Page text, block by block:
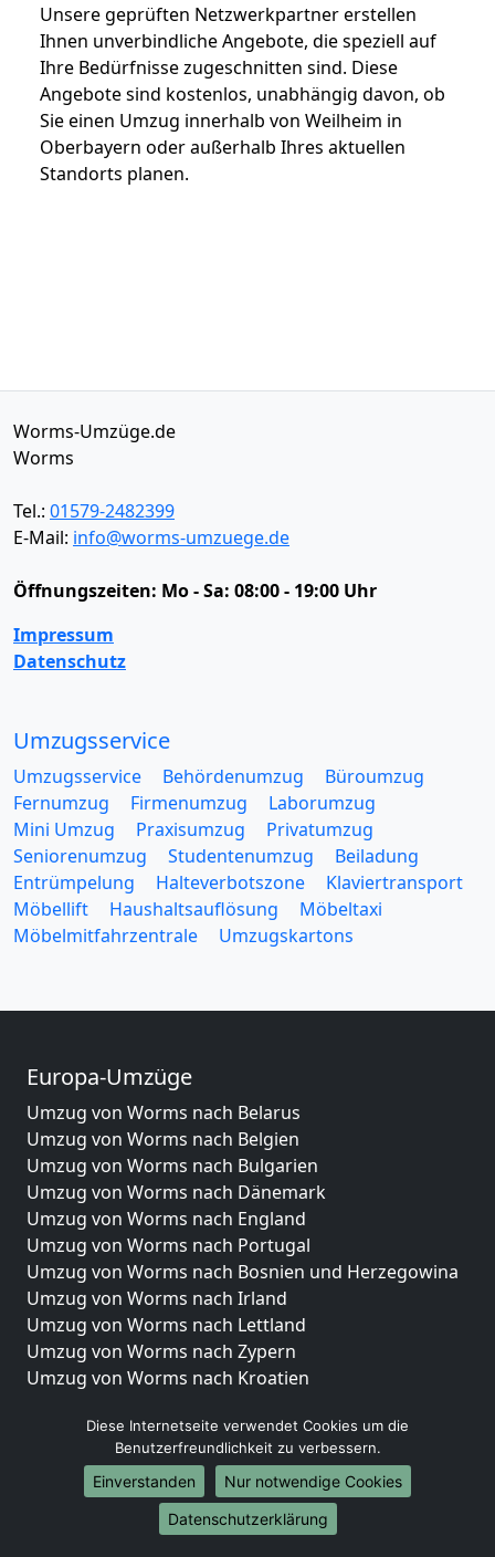
Unsere geprüften Netzwerkpartner erstellen
Ihnen unverbindliche Angebote, die speziell auf
Ihre Bedürfnisse zugeschnitten sind. Diese
Angebote sind kostenlos, unabhängig davon, ob
Sie einen Umzug innerhalb von Weilheim in
Oberbayern oder außerhalb Ihres aktuellen
Standorts planen.
Worms-Umzüge.de
Worms
Tel.: 01579-2482399
E-Mail: info@worms-umzuege.de
Öffnungszeiten: Mo - Sa: 08:00 - 19:00 Uhr
Impressum
Datenschutz
Umzugsservice
Umzugsservice Behördenumzug
Büroumzug
Fernumzug
Firmenumzug
Laborumzug
Mini Umzug
Praxisumzug
Privatumzug
Seniorenumzug
Studentenumzug
Beiladung
Entrümpelung
Halteverbotszone
Klaviertransport
Möbellift
Haushaltsauflösung
Möbeltaxi
Möbelmitfahrzentrale
Umzugskartons
Europa-Umzüge
Umzug von Worms nach Belarus
Umzug von Worms nach Belgien
Umzug von Worms nach Bulgarien
Umzug von Worms nach Dänemark
Umzug von Worms nach England
Umzug von Worms nach Portugal
Umzug von Worms nach Bosnien und Herzegowina
Umzug von Worms nach Irland
Umzug von Worms nach Lettland
Umzug von Worms nach Zypern
Umzug von Worms nach Kroatien
Umzug von Worms nach Finnland
Umzug von Worms nach Frankreich
Umzug von Worms nach Griechenland
Umzug von Worms nach Italien
Umzug von Worms nach Liechtenstein
Diese Internetseite verwendet Cookies um die
Benutzerfreundlichkeit zu verbessern.
Einverstanden
Nur notwendige Cookies
Datenschutzerklärung